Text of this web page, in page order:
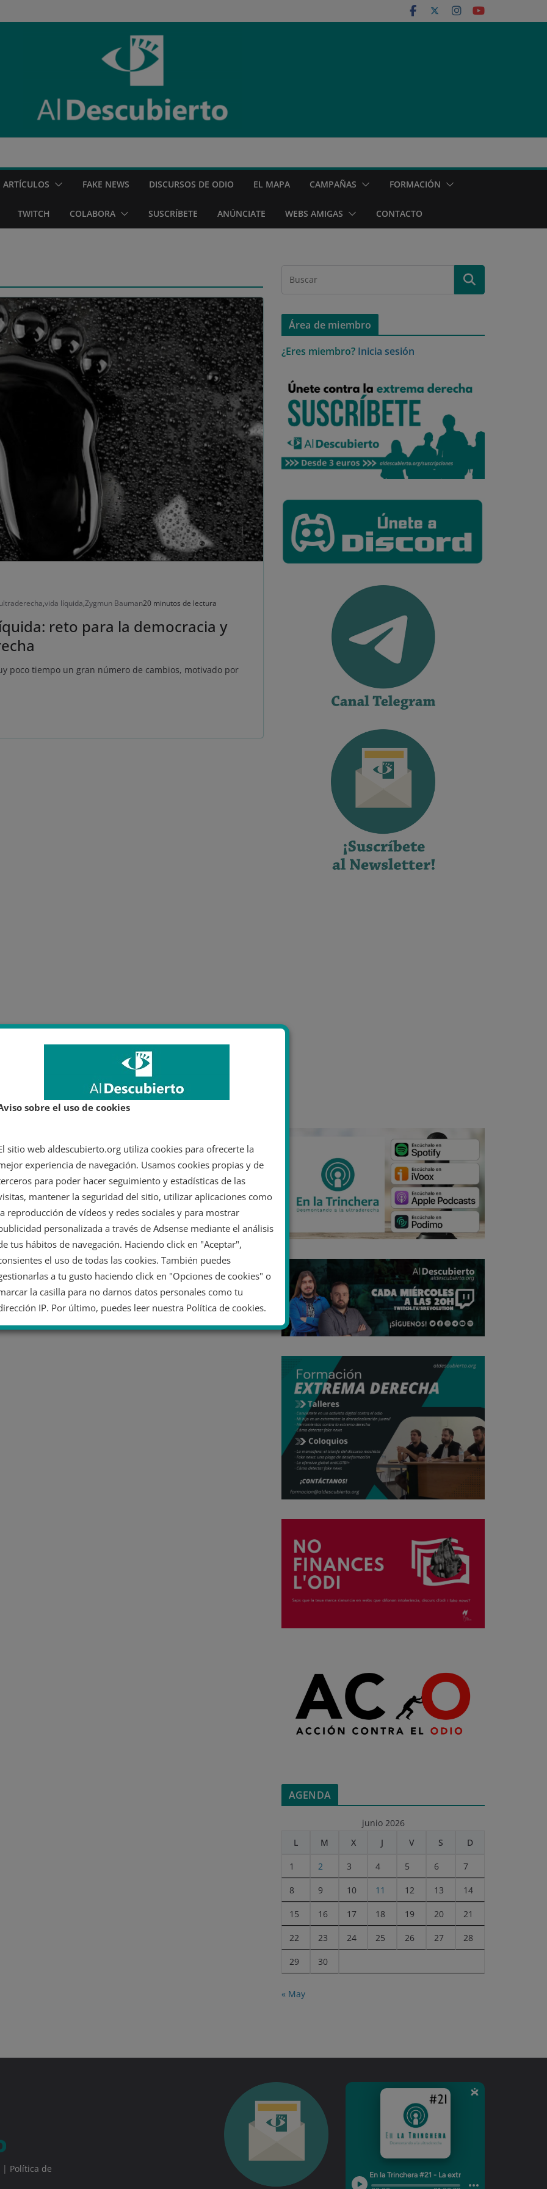
ARTÍCULOS FAKE NEWS DISCURSOS DE ODIO EL MAPA CAMPAÑAS FORMACIÓN
TWITCH COLABORA SUSCRÍBETE ANÚNCIATE WEBS AMIGAS CONTACTO
,vida líquida,Zygmun Bauman20 minutos de lectura
reto para la democracia y
poco tiempo un gran número de cambios, motivado por
Área de miembro
¿Eres miembro? Inicia sesión
AGENDA
junio 2026
L
M X J V S D
1 2 3 4 5 6 7
8 9 10 11 12 13 14
15 16 17 18 19 20 21
22 23 24 25 26 27 28
29 30
« May
| Política de
sobre el uso de cookies
sitio web aldescubierto.org utiliza cookies para ofrecerte la
experiencia de navegación. Usamos cookies propias y de
para poder hacer seguimiento y estadísticas de las
mantener la seguridad del sitio, utilizar aplicaciones como
reproducción de vídeos y redes sociales y para mostrar
personalizada a través de Adsense mediante el análisis
tus hábitos de navegación. Haciendo click en "Aceptar",
el uso de todas las cookies. También puedes
a tu gusto haciendo click en "Opciones de cookies" o
la casilla para no darnos datos personales como tu
IP. Por último, puedes leer nuestra Política de cookies.